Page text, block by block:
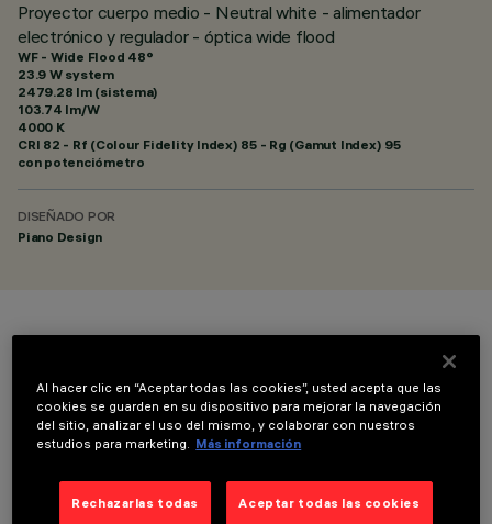
Proyector cuerpo medio - Neutral white - alimentador
electrónico y regulador - óptica wide flood
WF - Wide Flood 48°
23.9 W system
2479.28 lm (sistema)
103.74 lm/W
4000 K
CRI 82 - Rf (Colour Fidelity Index) 85 - Rg (Gamut Index) 95
con potenciómetro
DISEÑADO POR
Piano Design
COMPONENTES OPCIONALES
Al hacer clic en “Aceptar todas las cookies”, usted acepta que las
cookies se guarden en su dispositivo para mejorar la navegación
del sitio, analizar el uso del mismo, y colaborar con nuestros
estudios para marketing. Más información
Rechazarlas todas Aceptar todas las cookies